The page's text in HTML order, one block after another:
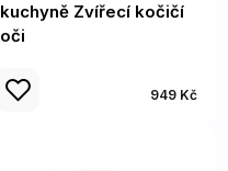
kuchyně Zvířecí kočičí
oči
949 Kč